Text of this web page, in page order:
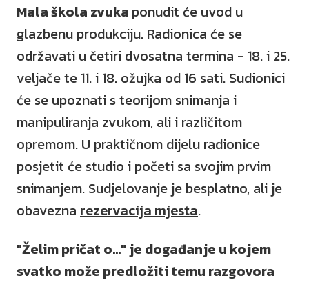
Mala škola zvuka ponudit će uvod u
glazbenu produkciju. Radionica će se
održavati u četiri dvosatna termina - 18. i 25.
veljače te 11. i 18. ožujka od 16 sati. Sudionici
će se upoznati s teorijom snimanja i
manipuliranja zvukom, ali i različitom
opremom. U praktičnom dijelu radionice
posjetit će studio i početi sa svojim prvim
snimanjem. Sudjelovanje je besplatno, ali je
obavezna rezervacija mjesta.
"Želim pričat o..." je događanje u kojem
svatko može predložiti temu razgovora